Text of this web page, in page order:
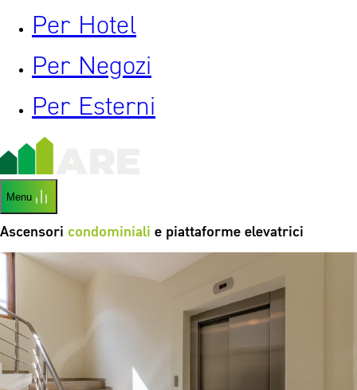
Per Hotel
Per Negozi
Per Esterni
Menu
Ascensori condominiali e piattaforme elevatrici